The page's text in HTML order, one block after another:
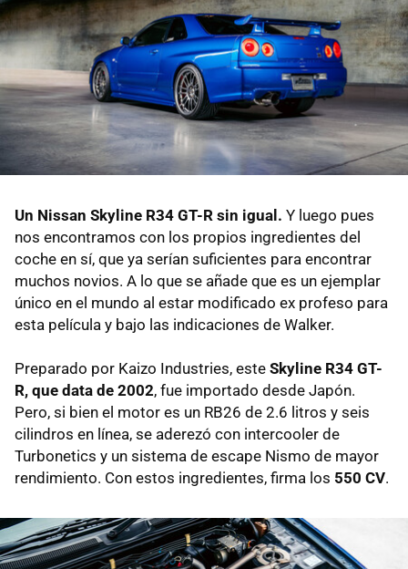
Un Nissan Skyline R34 GT-R sin igual. Y luego pues
nos encontramos con los propios ingredientes del
coche en sí, que ya serían suficientes para encontrar
muchos novios. A lo que se añade que es un ejemplar
único en el mundo al estar modificado ex profeso para
esta película y bajo las indicaciones de Walker.
Preparado por Kaizo Industries, este Skyline R34 GT-
R, que data de 2002, fue importado desde Japón.
Pero, si bien el motor es un RB26 de 2.6 litros y seis
cilindros en línea, se aderezó con intercooler de
Turbonetics y un sistema de escape Nismo de mayor
rendimiento. Con estos ingredientes, firma los 550 CV.